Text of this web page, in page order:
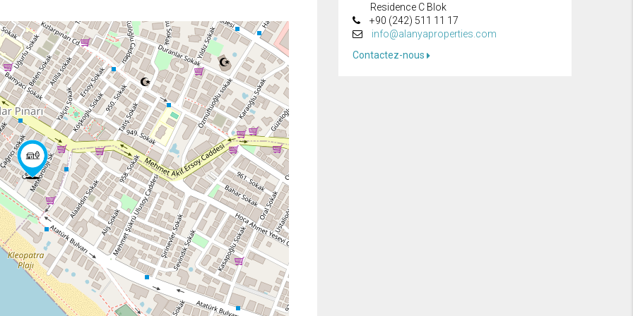
Residence C Blok
+90 (242) 511 11 17
info@alanyaproperties.com
Contactez-nous